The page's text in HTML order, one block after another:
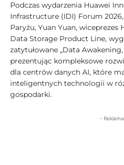
Podczas wydarzenia Huawei
Infrastructure (IDI) Forum
Paryżu, Yuan Yuan, wiceprezes
Data Storage Product Line,
zatytułowane „Data
prezentując kompleksowe
dla centrów danych AI, które
inteligentnych technologii w
gospodarki.
-